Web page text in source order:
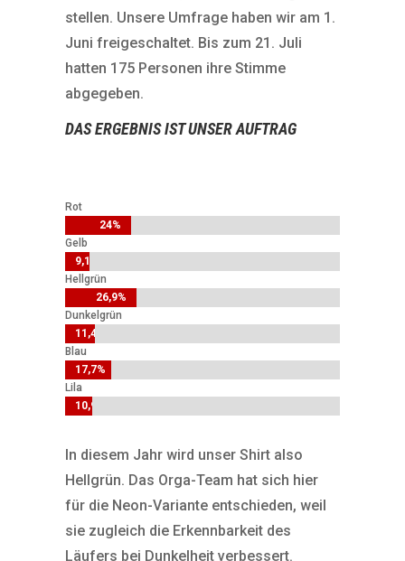
stellen. Unsere Umfrage haben wir am 1.
Juni freigeschaltet. Bis zum 21. Juli
hatten 175 Personen ihre Stimme
abgegeben.
DAS ERGEBNIS IST UNSER AUFTRAG
Rot
24%
24%
Gelb
9,1%
9,1%
Hellgrün
26,9%
26,9%
Dunkelgrün
11,4%
11,4%
Blau
17,7%
17,7%
Lila
10,9%
10,9%
In diesem Jahr wird unser Shirt also
Hellgrün. Das Orga-Team hat sich hier
für die Neon-Variante entschieden, weil
sie zugleich die Erkennbarkeit des
Läufers bei Dunkelheit verbessert.